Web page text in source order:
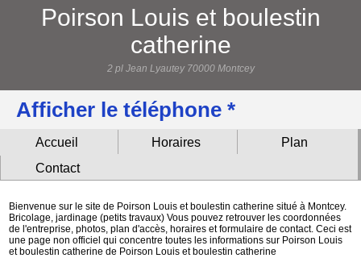
Poirson Louis et boulestin
catherine
2 pl Jean Lyautey 70000 Montcey
Afficher le téléphone *
Accueil Horaires
Plan
Contact
Bienvenue sur le site de Poirson Louis et boulestin catherine situé à Montcey.
Bricolage, jardinage (petits travaux) Vous pouvez retrouver les coordonnées
de l'entreprise, photos, plan d'accès, horaires et formulaire de contact. Ceci est
une page non officiel qui concentre toutes les informations sur Poirson Louis
et boulestin catherine de Poirson Louis et boulestin catherine